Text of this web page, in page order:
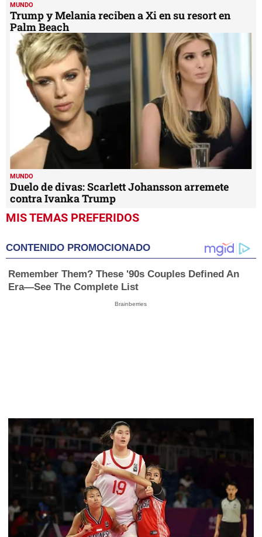
MUNDO
Trump y Melania reciben a Xi en su resort en
Palm Beach
MUNDO
Duelo de divas: Scarlett Johansson arremete
contra Ivanka Trump
MIS TEMAS PREFERIDOS
CONTENIDO PROMOCIONADO
Remember Them? These '90s Couples Defined An
Era—See The Complete List
Brainberries